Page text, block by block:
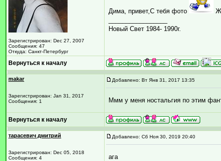
Зарегистрирован: Dec 27, 2007
Сообщения: 47
Откуда: Санкт-Петербург
Дима, привет,С тебя фото
Новый Свет 1984- 1990г.
Вернуться к началу
makar
Зарегистрирован: Jan 31, 2017
Сообщения: 1
Добавлено: Вт Янв 31, 2017 13:35
Ммм у меня ностальгия по этим
Вернуться к началу
тарасевич дмитрий
Зарегистрирован: Dec 05, 2018
Сообщения: 4
Добавлено: Сб Ноя 30, 2019 20:40
ага